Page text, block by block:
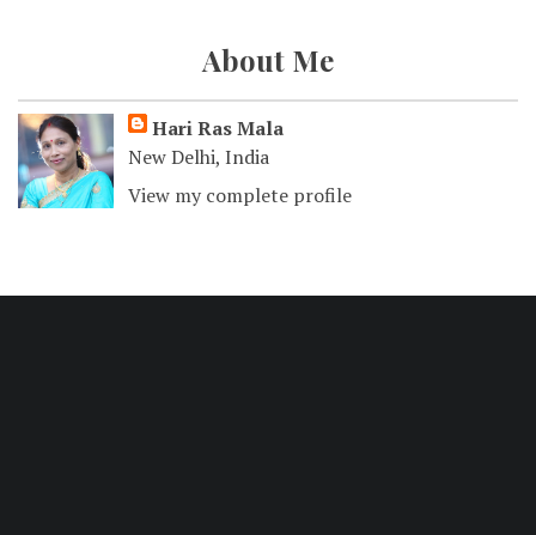
About Me
Hari Ras Mala
New Delhi, India
View my complete profile